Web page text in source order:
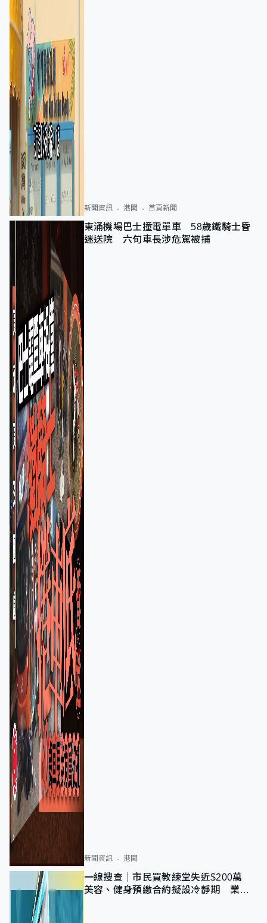
新聞資訊 港聞 首頁新聞
東涌機場巴士撞電單車 58歲鐵騎士昏
迷送院 六旬車長涉危駕被捕
新聞資訊 港聞
一線搜查｜市民買教練堂失近$200萬
美容、健身預繳合約擬設冷靜期 業界